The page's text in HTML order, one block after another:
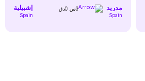
مدريد
Spain
3س 0دق إشبيلية
Spain